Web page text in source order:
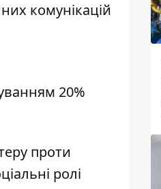
комунікацій
20%
проти
ролі